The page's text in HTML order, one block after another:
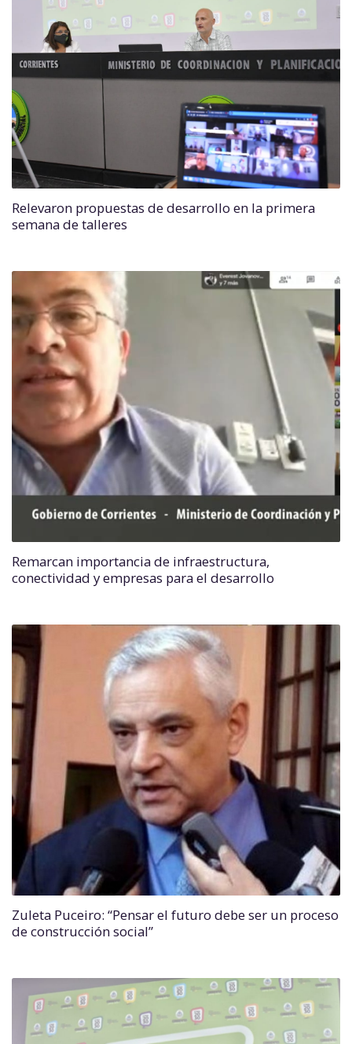
Relevaron propuestas de desarrollo en la primera
semana de talleres
Remarcan importancia de infraestructura,
conectividad y empresas para el desarrollo
Zuleta Puceiro: “Pensar el futuro debe ser un proceso
de construcción social”